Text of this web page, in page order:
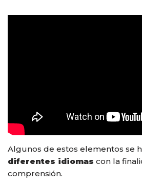
Algunos de estos elementos se
diferentes idiomas con la
comprensión.